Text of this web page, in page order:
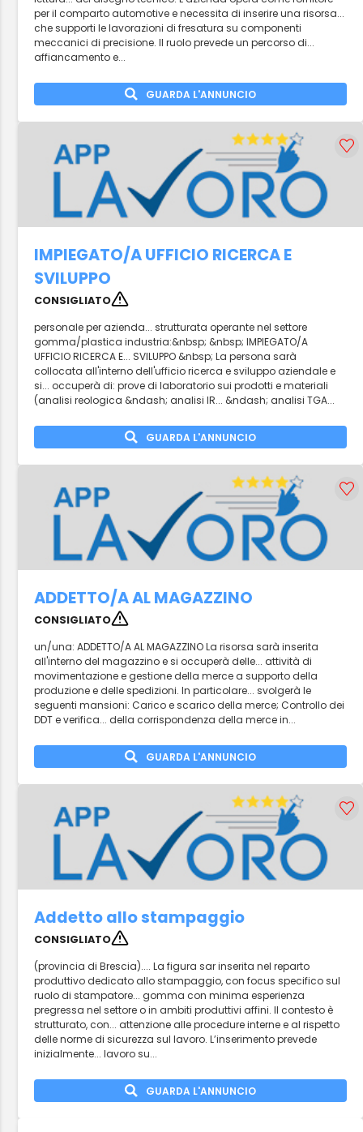
per il comparto automotive e necessita di inserire una risorsa...
che supporti le lavorazioni di fresatura su componenti
meccanici di precisione. Il ruolo prevede un percorso di...
affiancamento e...
GUARDA L'ANNUNCIO
IMPIEGATO/A UFFICIO RICERCA E
SVILUPPO
CONSIGLIATO
personale per azienda... strutturata operante nel settore
gomma/plastica industria:&nbsp; &nbsp; IMPIEGATO/A
UFFICIO RICERCA E... SVILUPPO &nbsp; La persona sarà
collocata all'interno dell'ufficio ricerca e sviluppo aziendale e
si... occuperà di: prove di laboratorio sui prodotti e materiali
(analisi reologica &ndash; analisi IR... &ndash; analisi TGA...
GUARDA L'ANNUNCIO
ADDETTO/A AL MAGAZZINO
CONSIGLIATO
un/una: ADDETTO/A AL MAGAZZINO La risorsa sarà inserita
all'interno del magazzino e si occuperà delle... attività di
movimentazione e gestione della merce a supporto della
produzione e delle spedizioni. In particolare... svolgerà le
seguenti mansioni: Carico e scarico della merce; Controllo dei
DDT e verifica... della corrispondenza della merce in...
GUARDA L'ANNUNCIO
Addetto allo stampaggio
CONSIGLIATO
(provincia di Brescia).... La figura sar inserita nel reparto
produttivo dedicato allo stampaggio, con focus specifico sul
ruolo di stampatore... gomma con minima esperienza
pregressa nel settore o in ambiti produttivi affini. Il contesto è
strutturato, con... attenzione alle procedure interne e al rispetto
delle norme di sicurezza sul lavoro. L’inserimento prevede
inizialmente... lavoro su...
GUARDA L'ANNUNCIO